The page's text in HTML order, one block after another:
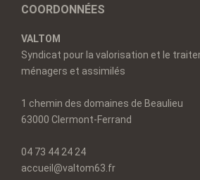
COORDONNÉES
VALTOM
Syndicat pour la valorisation et le
ménagers et assimilés
1 chemin des domaines de Beaulieu
63000 Clermont-Ferrand
04 73 44 24 24
accueil@valtom63.fr